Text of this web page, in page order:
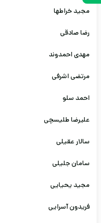
مجید خراطها
رضا صادقی
مهدی احمدوند
مرتضی اشرفی
احمد سلو
علیرضا طلیسچی
سالار عقیلی
سامان جلیلی
مجید یحیایی
فریدون آسرایی